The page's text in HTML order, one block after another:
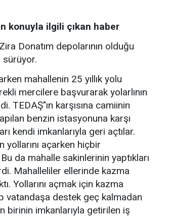
konuyla ilgili çıkan haber
Donatım depolarının olduğu
sürüyor.
mahallenin 25 yıllık yolu
mercilere başvurarak yolarlının
TEDAŞ"ın karşısına camiinin
benzin istasyonuna karşı
kendi imkanlarıyla geri açtılar.
yollarını açarken hiçbir
da mahalle sakinlerinin yaptıkları
Mahalleliler ellerinde kazma
Yollarını açmak için kazma
vatandaşa destek geç kalmadan
birinin imkanlarıyla getirilen iş